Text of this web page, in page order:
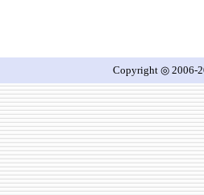
Copyright ◎ 2006-